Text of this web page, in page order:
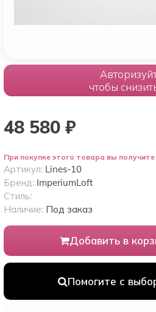
чтобы
48 580 ₽
При покупке этого товара вы
Добавить в
Помогите с
Артикул: Lines-10
Бренд: ImperiumLoft
Стиль:
Наличие: Под заказ